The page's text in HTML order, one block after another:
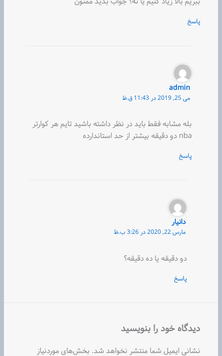
پاسخ
admin
می 25, 2019 در 11:43 ق.ظ
بله مشابه فقط باید در نظر داشته باشید تایم هر کوارتر
nba دو دقیقه بیشتر از حد استاندارده
پاسخ
دانیار
مارس 22, 2020 در 3:26 ب.ظ
دو دقیقه یا ده دقیقه؟
پاسخ
دیدگاه‌ خود را بنویسید
نشانی ایمیل شما منتشر نخواهد شد. بخش‌های موردنیاز